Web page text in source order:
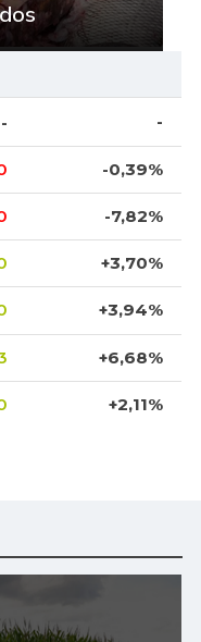
- -
-0,39%
-7,82%
+3,70%
+3,94%
+6,68%
+2,11%